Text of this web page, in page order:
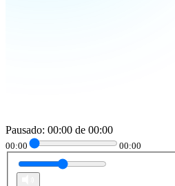
Pausado: 00:00 de 00:00
00:00 00:00